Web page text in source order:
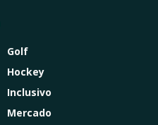
Golf
Hockey
Inclusivo
Mercado